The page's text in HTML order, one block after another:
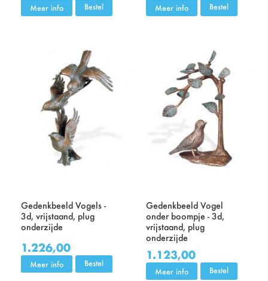
Meer info Bestel Meer info Bestel
Gedenkbeeld Vogels -
3d, vrijstaand, plug
onderzijde
1.226,00
Meer info Bestel
Gedenkbeeld Vogel
onder boompje - 3d,
vrijstaand, plug
onderzijde
1.123,00
Meer info Bestel